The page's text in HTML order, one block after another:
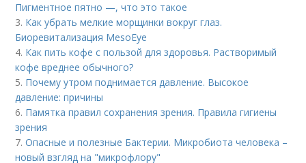
Пигментное пятно —, что это такое
3. Как убрать мелкие морщинки вокруг глаз.
Биоревитализация MesoEye
4. Как пить кофе с пользой для здоровья. Растворимый
кофе вреднее обычного?
5. Почему утром поднимается давление. Высокое
давление: причины
6. Памятка правил сохранения зрения. Правила гигиены
зрения
7.Опасные и полезные Бактерии. Микробиота человека –
новый взгляд на "микрофлору"